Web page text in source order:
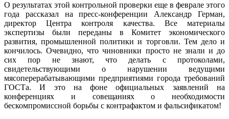
О результатах этой контрольной проверки еще в феврале этого
года рассказал на пресс-конференции Александр Герман,
директор Центра контроля качества. Все материалы
экспертизы были переданы в Комитет экономического
развития, промышленной политики и торговли. Тем дело и
кончилось. Очевидно, что чиновники просто не знали и до
сих пор не знают, что делать с протоколами,
свидетельствующими о нарушении ведущими
мясоперерабатывающими предприятиями города требований
ГОСТа. И это на фоне официальных заявлений на
конференциях и совещаниях о необходимости
бескомпромиссной борьбы с контрафактом и фальсификатом!